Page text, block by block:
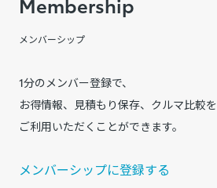
メンバーシップ
1分のメンバー登録で、
お得情報、見積もり保存、クルマ比較を
ご利用いただくことができます。
メンバーシップに登録する